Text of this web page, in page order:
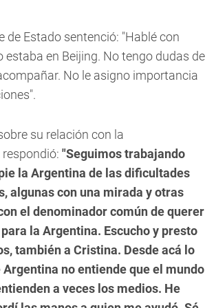
de Estado sentenció: "Hablé con
estaba en Beijing. No tengo dudas de
No le asigno importancia
su relación con la
"Seguimos trabajando
la Argentina de las dificultades
algunas con una mirada y otras
el denominador común de querer
la Argentina. Escucho y presto
también a Cristina. Desde acá lo
Argentina no entiende que el mundo
a veces los medios. He